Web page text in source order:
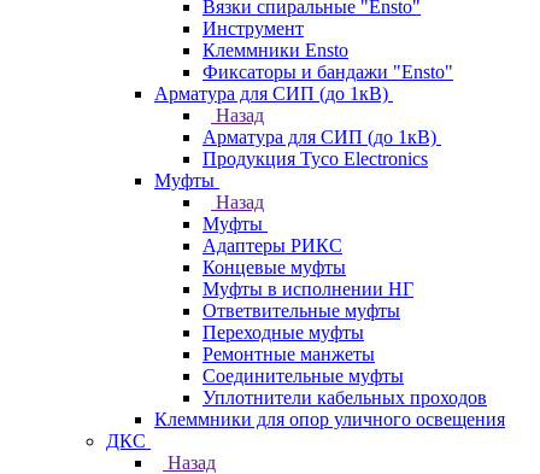
Вязки спиральные "Ensto"
Инструмент
Клеммники Ensto
Фиксаторы и бандажи "Ensto"
Арматура для СИП (до 1кВ)
Назад
Арматура для СИП (до 1кВ)
Продукция Tyco Electronics
Муфты
Назад
Муфты
Адаптеры РИКС
Концевые муфты
Муфты в исполнении НГ
Ответвительные муфты
Переходные муфты
Ремонтные манжеты
Соединительные муфты
Уплотнители кабельных проходов
Клеммники для опор уличного освещения
ДКС
Назад